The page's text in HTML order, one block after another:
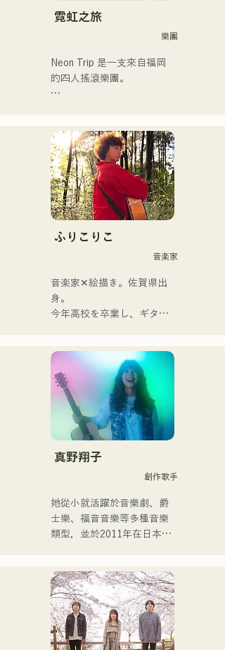
霓虹之旅
樂團
Neon Trip 是一支來自福岡
的四人搖滾樂團。
Trip」。
由主唱兼吉他手神谷雄馬傾
情演繹的懷舊歌曲，將流行
搖滾的精髓淋漓盡致地展現
出來。時而柔和、時而激昂
的旋律和歌詞，加上樂團成
以「令和歌謠搖滾」為名，
活躍於樂壇。
ふりこりこ
音楽家
音楽家✕絵描き。佐賀県出
身。
今年高校を卒業し、ギター
行う傍ら、大胆な色彩感覚
を活かしたアート制作に励
む。枠に収まりきれないマ
ルチな表現スタイルを確立
するため、日々探求を続け
ている。現在はSNSを中心
に、自身の表現を発信中。
真野翔子
創作歌手
她從小就活躍於音樂劇、爵
士樂、福音音樂等多種音樂
類型，並於2011年在日本出
心，在各種媒體上亮相，也
參與了許多企業廣告歌曲和
電影的製作。
2014年至2017年，她以東京
為據點，活躍於多個領域，